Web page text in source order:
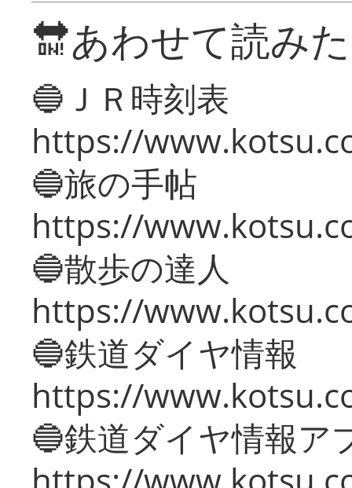
🔛あわせて読み
🔵ＪＲ時刻表
https://
🔵旅の手帖
https://
🔵散歩の達人
https://
🔵鉄道ダイヤ情報
https://
🔵鉄道ダイヤ情報ア